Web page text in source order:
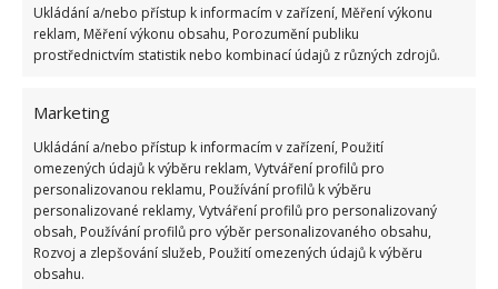
Ukládání a/nebo přístup k informacím v zařízení, Měření výkonu
reklam, Měření výkonu obsahu, Porozumění publiku
prostřednictvím statistik nebo kombinací údajů z různých zdrojů.
Marketing
Ukládání a/nebo přístup k informacím v zařízení, Použití
omezených údajů k výběru reklam, Vytváření profilů pro
personalizovanou reklamu, Používání profilů k výběru
personalizované reklamy, Vytváření profilů pro personalizovaný
obsah, Používání profilů pro výběr personalizovaného obsahu,
Rozvoj a zlepšování služeb, Použití omezených údajů k výběru
obsahu.